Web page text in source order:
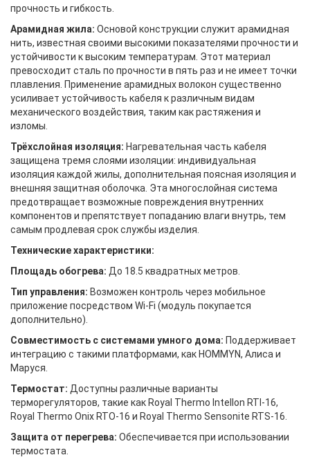
прочность и гибкость.
Арамидная жила: Основой конструкции служит арамидная
нить, известная своими высокими показателями прочности и
устойчивости к высоким температурам. Этот материал
превосходит сталь по прочности в пять раз и не имеет точки
плавления. Применение арамидных волокон существенно
усиливает устойчивость кабеля к различным видам
механического воздействия, таким как растяжения и
изломы.
Трёхслойная изоляция: Нагревательная часть кабеля
защищена тремя слоями изоляции: индивидуальная
изоляция каждой жилы, дополнительная поясная изоляция и
внешняя защитная оболочка. Эта многослойная система
предотвращает возможные повреждения внутренних
компонентов и препятствует попаданию влаги внутрь, тем
самым продлевая срок службы изделия.
Технические характеристики:
Площадь обогрева: До 18.5 квадратных метров.
Тип управления: Возможен контроль через мобильное
приложение посредством Wi-Fi (модуль покупается
дополнительно).
Совместимость с системами умного дома: Поддерживает
интеграцию с такими платформами, как HOMMYN, Алиса и
Маруся.
Термостат: Доступны различные варианты
терморегуляторов, такие как Royal Thermo Intellon RTI-16,
Royal Thermo Onix RTO-16 и Royal Thermo Sensonite RTS-16.
Защита от перегрева: Обеспечивается при использовании
термостата.